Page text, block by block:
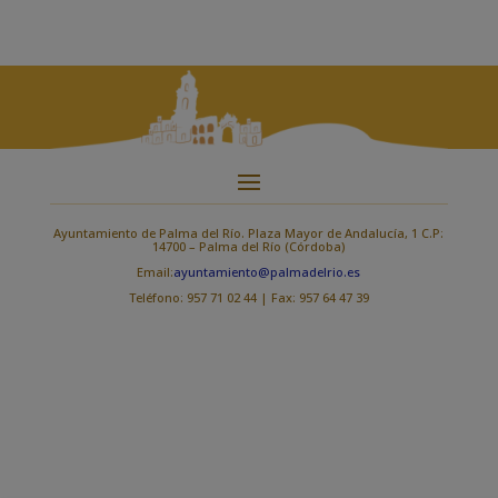
Ayuntamiento de Palma del Río. Plaza Mayor de Andalucía, 1 C.P:
14700 – Palma del Río (Córdoba)
Email:ayuntamiento@palmadelrio.es
Teléfono: 957 71 02 44 | Fax: 957 64 47 39